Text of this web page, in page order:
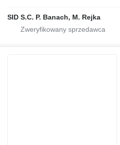
SID S.C. P. Banach, M. Rejka